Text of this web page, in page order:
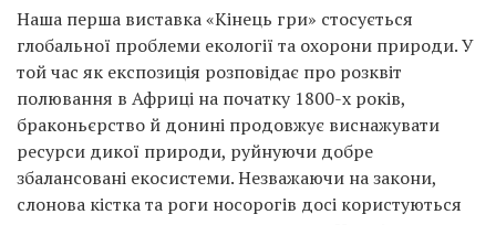
Наша перша виставка «Кінець гри» стосується
глобальної проблеми екології та охорони природи. У
той час як експозиція розповідає про розквіт
полювання в Африці на початку 1800-х років,
браконьєрство й донині продовжує виснажувати
ресурси дикої природи, руйнуючи добре
збалансовані екосистеми. Незважаючи на закони,
слонова кістка та роги носорогів досі користуються